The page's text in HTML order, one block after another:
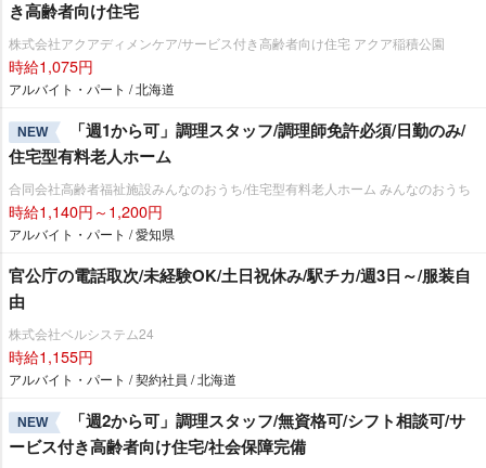
き高齢者向け住宅
株式会社アクアディメンケア/サービス付き高齢者向け住宅 アクア稲積公園
時給1,075円
アルバイト・パート / 北海道
NEW
「週1から可」調理スタッフ/調理師免許必須/日勤のみ/
住宅型有料老人ホーム
合同会社高齢者福祉施設みんなのおうち/住宅型有料老人ホーム みんなのおうち
時給1,140円～1,200円
アルバイト・パート / 愛知県
官公庁の電話取次/未経験OK/土日祝休み/駅チカ/週3日～/服装自
由
株式会社ベルシステム24
時給1,155円
アルバイト・パート / 契約社員 / 北海道
NEW
「週2から可」調理スタッフ/無資格可/シフト相談可/サ
ービス付き高齢者向け住宅/社会保障完備